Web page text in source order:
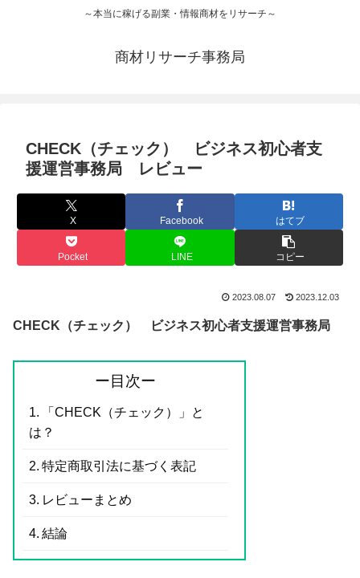
～本当に稼げる副業・情報商材をリサーチ～
商材リサーチ事務局
CHECK（チェック） ビジネス初心者支
援運営事務局 レビュー
X Facebook はてブ
Pocket LINE コピー
2023.08.07 2023.12.03
CHECK（チェック） ビジネス初心者支援運営事務局
ー目次ー
「CHECK（チェック）」と
は？
特定商取引法に基づく表記
レビューまとめ
結論